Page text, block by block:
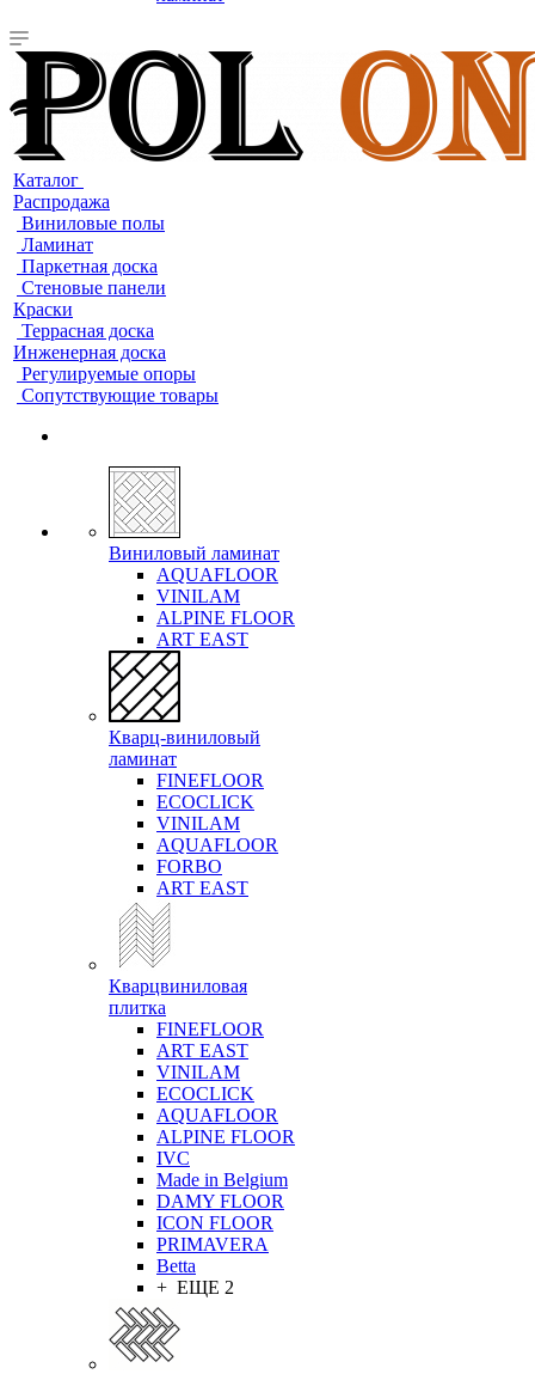
Каталог
Распродажа
Виниловые полы
Ламинат
Паркетная доска
Стеновые панели
Краски
Террасная доска
Инженерная доска
Регулируемые опоры
Сопутствующие товары
Виниловый ламинат
AQUAFLOOR
VINILAM
ALPINE FLOOR
ART EAST
Кварц-виниловый
ламинат
FINEFLOOR
ECOCLICK
VINILAM
AQUAFLOOR
FORBO
ART EAST
Кварцвиниловая
плитка
FINEFLOOR
ART EAST
VINILAM
ECOCLICK
AQUAFLOOR
ALPINE FLOOR
IVC
Made in Belgium
DAMY FLOOR
ICON FLOOR
PRIMAVERA
Betta
+ ЕЩЕ 2